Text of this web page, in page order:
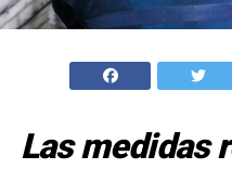
Las medidas